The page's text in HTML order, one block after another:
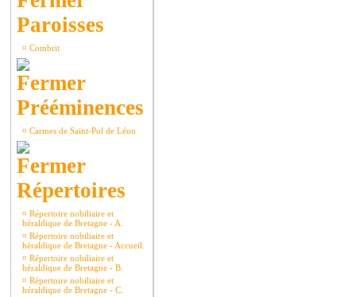
Paroisses
¤ Combrit
Prééminences
¤ Carmes de Saint-Pol de Léon
Répertoires
¤ Répertoire nobiliaire et
héraldique de Bretagne - A.
¤ Répertoire nobiliaire et
héraldique de Bretagne - Accueil.
¤ Répertoire nobiliaire et
héraldique de Bretagne - B.
¤ Répertoire nobiliaire et
héraldique de Bretagne - C.